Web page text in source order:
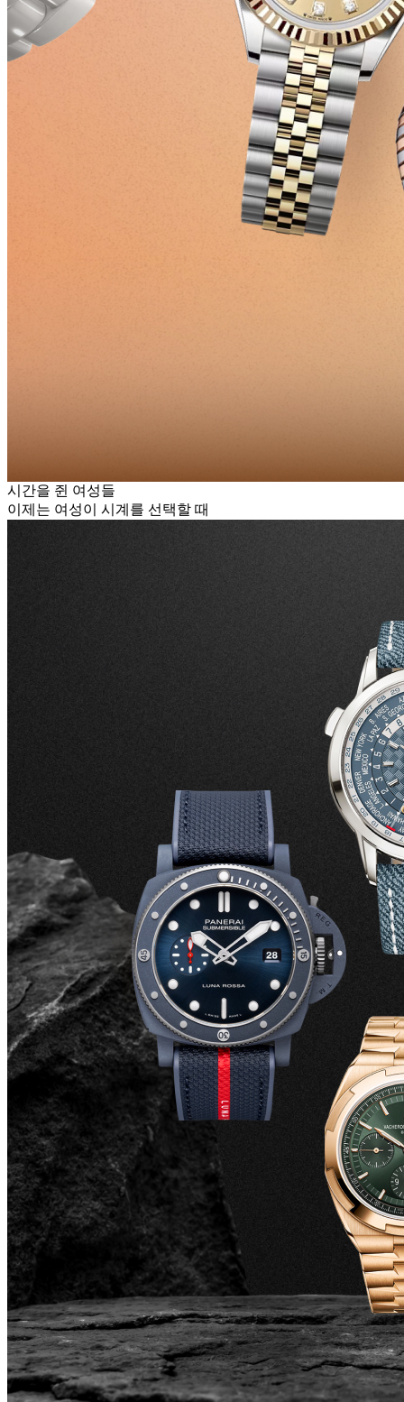
시간을 쥔 여성들
이제는 여성이 시계를 선택할 때